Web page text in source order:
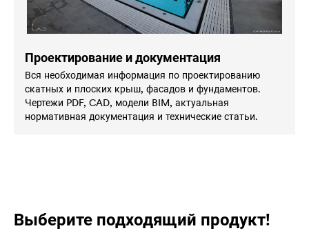
Проектирование и документация
Вся необходимая информация по проектированию
скатных и плоских крыш, фасадов и фундаментов.
Чертежи PDF, CAD, модели BIM, актуальная
нормативная документация и технические статьи.
Выберите подходящий продукт!